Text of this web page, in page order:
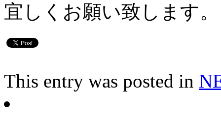
宜しくお願い致します。
This entry was posted in